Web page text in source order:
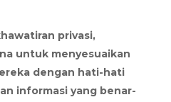
privasi,
untuk menyesuaikan
dengan hati-hati
informasi yang benar-